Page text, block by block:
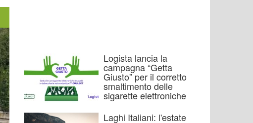
Logista lancia la
campagna “Getta
Giusto” per il corretto
smaltimento delle
sigarette elettroniche
Laghi Italiani: l'estate